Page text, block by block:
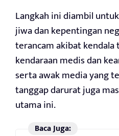
Langkah ini diambil
jiwa dan kepentingan
terancam akibat kendala
kendaraan medis dan
serta awak media yang
tanggap darurat juga
utama ini.
Baca Juga: